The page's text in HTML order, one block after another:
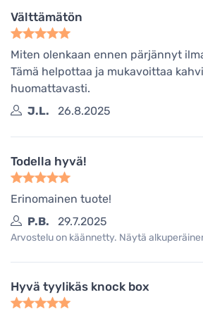
Välttämätön
Miten olenkaan ennen pärjännyt
Tämä helpottaa ja mukavoittaa
huomattavasti.
J.L.
26.8.2025
Todella hyvä!
Erinomainen tuote!
P.B.
29.7.2025
Arvostelu on käännetty. Näytä
Hyvä tyylikäs knock box